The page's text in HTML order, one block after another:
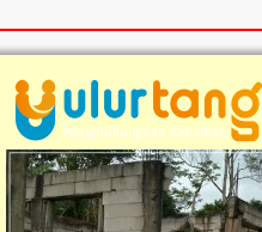
Palestina Masih Berduka, Ayo
Tangan Bantu Mereka